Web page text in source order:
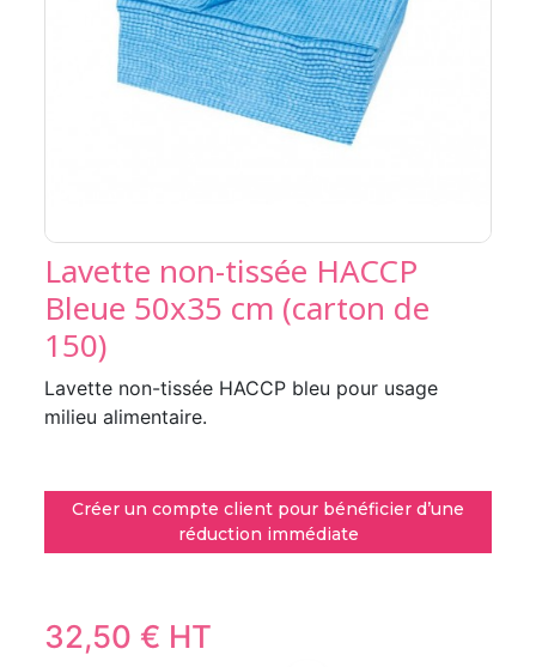
Lavette non-tissée HACCP
Bleue 50x35 cm (carton de
150)
Lavette non-tissée HACCP bleu pour usage
milieu alimentaire.
Créer un compte client pour bénéficier d’une
réduction immédiate
32,50 € HT